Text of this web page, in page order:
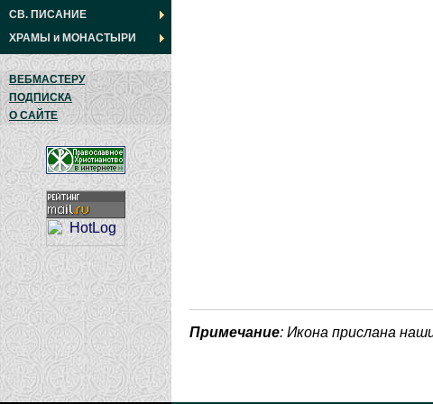
СВ. ПИСАНИЕ
ХРАМЫ и МОНАСТЫРИ
ВЕБМАСТЕРУ
ПОДПИСКА
О САЙТЕ
Примечание: Икона прислана